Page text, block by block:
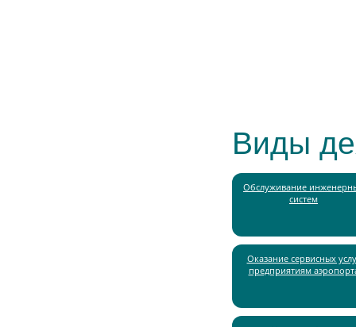
Виды
Обслуживание
систем
Оказание сервисных
предприятиям